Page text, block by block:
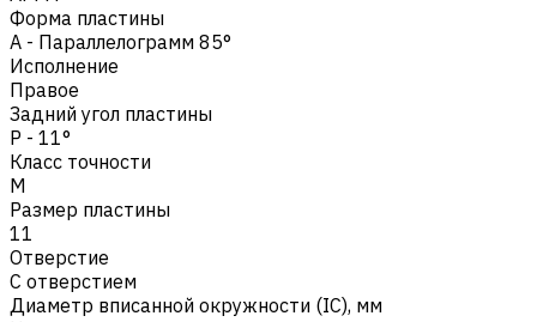
Форма пластины
A - Параллелограмм 85°
Исполнение
Правое
Задний угол пластины
P - 11°
Класс точности
M
Размер пластины
11
Отверстие
С отверстием
Диаметр вписанной окружности (IC), мм